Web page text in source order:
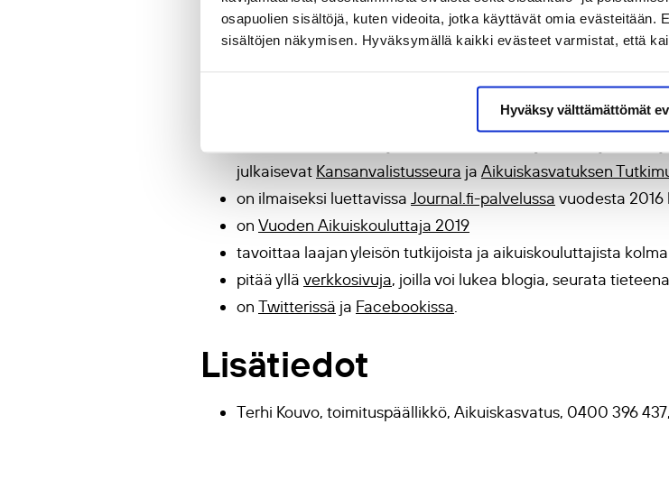
osapuolien sisältöjä, kuten videoita, jotka käyttävät omia evästeitään.
sisältöjen näkymisen. Hyväksymällä kaikki evästeet varmistat, että
Hyväksy välttämättömät
Lähetä artikkelin käsikirjoitus toimitukseen
Näkökulmat, puheenvuorot ja kirja-arviot ehtivät mukaan 7.
Aikuiskasvatus-tiedelehti
julkaisevat Kansanvalistusseura ja Aikuiskasvatuksen
on ilmaiseksi luettavissa Journal.fi-palvelussa vuodesta 2016
on Vuoden Aikuiskouluttaja 2019
tavoittaa laajan yleisön tutkijoista ja aikuiskouluttajista
pitää yllä verkkosivuja, joilla voi lukea blogia, seurata
on Twitterissä ja Facebookissa.
Lisätiedot
Terhi Kouvo, toimituspäällikkö, Aikuiskasvatus, 0400 396